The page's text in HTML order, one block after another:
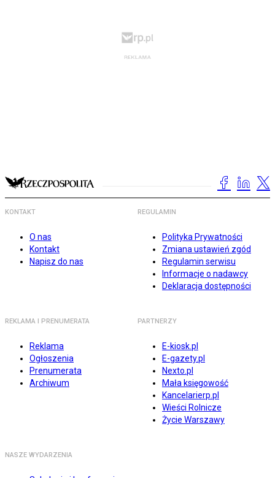
KONTAKT
O nas
Kontakt
Napisz do nas
REGULAMIN
Polityka Prywatności
Zmiana ustawień zgód
Regulamin serwisu
Informacje o nadawcy
Deklaracja dostępności
REKLAMA I PRENUMERATA
Reklama
Ogłoszenia
Prenumerata
Archiwum
PARTNERZY
E-kiosk.pl
E-gazety.pl
Nexto.pl
Mała księgowość
Kancelarierp.pl
Wieści Rolnicze
Życie Warszawy
NASZE WYDARZENIA